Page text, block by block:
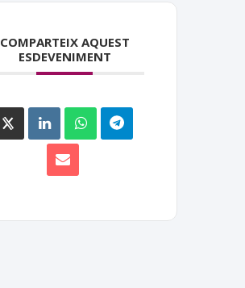
COMPARTEIX AQUEST
ESDEVENIMENT